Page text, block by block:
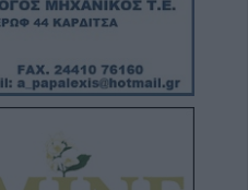
του Παλαμά
(8/8)
σε